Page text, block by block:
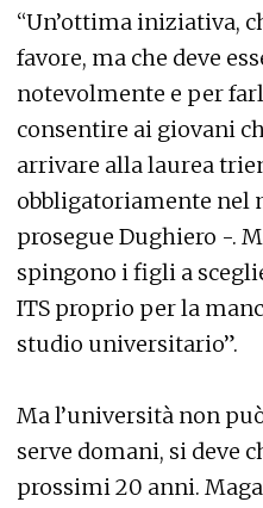
“Un’ottima iniziativa,
favore, ma che deve
notevolmente e per
consentire ai giovani
arrivare alla laurea
obbligatoriamente nel
prosegue Dughiero -.
spingono i figli a
ITS proprio per la
studio universitario”.
Ma l’università non
serve domani, si deve
prossimi 20 anni.